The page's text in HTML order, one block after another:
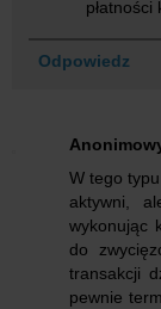
Odpowiedz
W tego
aktywni,
wykonując
do
transakcji
pewnie